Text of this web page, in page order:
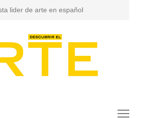
lider de arte en español